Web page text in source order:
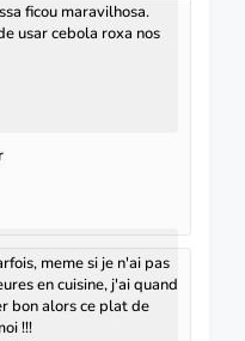
ficou maravilhosa.
usar cebola roxa nos
meme si je n'ai pas
en cuisine, j'ai quand
bon alors ce plat de
!!!